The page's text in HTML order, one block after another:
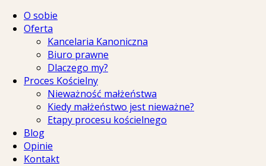
O sobie
Oferta
Kancelaria Kanoniczna
Biuro prawne
Dlaczego my?
Proces Kościelny
Nieważność małżeństwa
Kiedy małżeństwo jest nieważne?
Etapy procesu kościelnego
Blog
Opinie
Kontakt